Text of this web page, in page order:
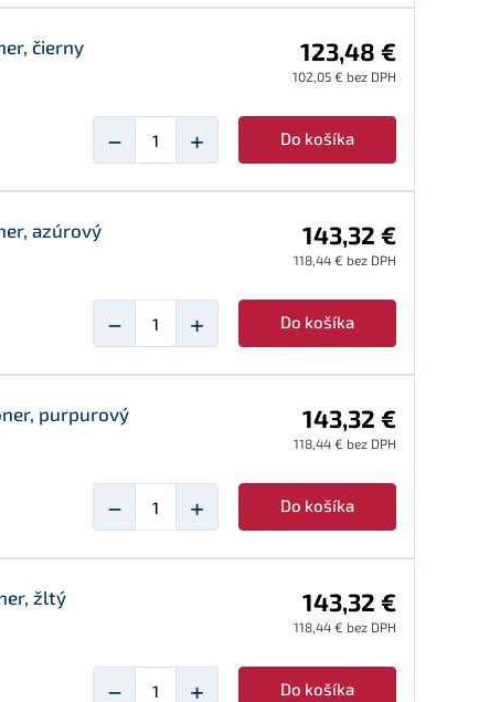
čierny 123,48 €
102,05 € bez DPH
− + Do košíka
azúrový 143,32 €
118,44 € bez DPH
− + Do košíka
purpurový 143,32 €
118,44 € bez DPH
− + Do košíka
žltý 143,32 €
118,44 € bez DPH
− + Do košíka